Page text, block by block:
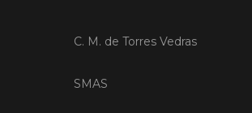
C. M. de Torres Vedras
SMAS